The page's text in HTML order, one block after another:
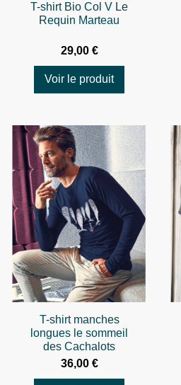
T-shirt Bio Col V Le
Requin Marteau
29,00 €
Voir le produit
T-shirt manches
longues le sommeil
des Cachalots
36,00 €